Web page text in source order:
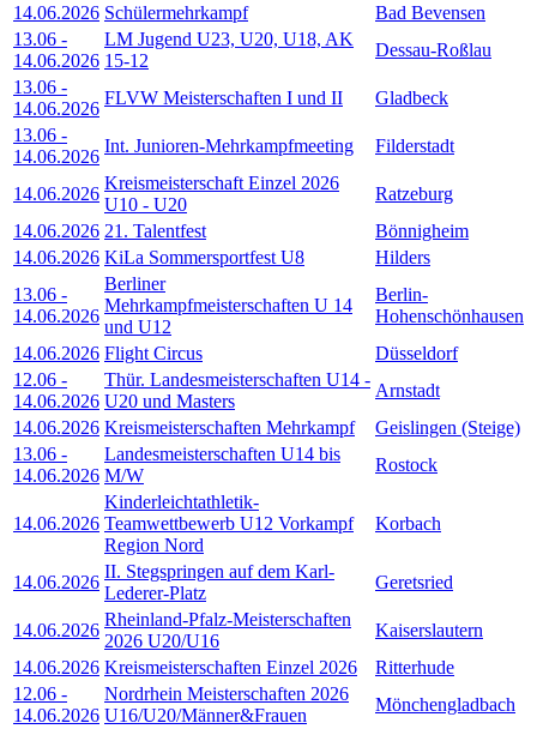
14.06.2026 Schülermehrkampf
Bad Bevensen
13.06 -
14.06.2026
LM Jugend U23, U20, U18, AK
15-12
Dessau-Roßlau
13.06 -
14.06.2026
FLVW Meisterschaften I und II
Gladbeck
13.06 -
14.06.2026
Int. Junioren-Mehrkampfmeeting Filderstadt
14.06.2026
Kreismeisterschaft Einzel 2026
U10 - U20
Ratzeburg
14.06.2026 21. Talentfest
Bönnigheim
14.06.2026 KiLa Sommersportfest U8
Hilders
13.06 -
14.06.2026
Berliner
Mehrkampfmeisterschaften U 14
und U12
Berlin-
Hohenschönhausen
14.06.2026 Flight Circus
Düsseldorf
12.06 -
14.06.2026
Thür. Landesmeisterschaften U14 -
U20 und Masters
Arnstadt
14.06.2026 Kreismeisterschaften Mehrkampf
Geislingen (Steige)
13.06 -
14.06.2026
Landesmeisterschaften U14 bis
M/W
Rostock
14.06.2026
Kinderleichtathletik-
Teamwettbewerb U12 Vorkampf
Region Nord
Korbach
14.06.2026
II. Stegspringen auf dem Karl-
Lederer-Platz
Geretsried
14.06.2026
Rheinland-Pfalz-Meisterschaften
2026 U20/U16
Kaiserslautern
14.06.2026 Kreismeisterschaften Einzel 2026
Ritterhude
12.06 -
14.06.2026
Nordrhein Meisterschaften 2026
U16/U20/Männer&Frauen
Mönchengladbach